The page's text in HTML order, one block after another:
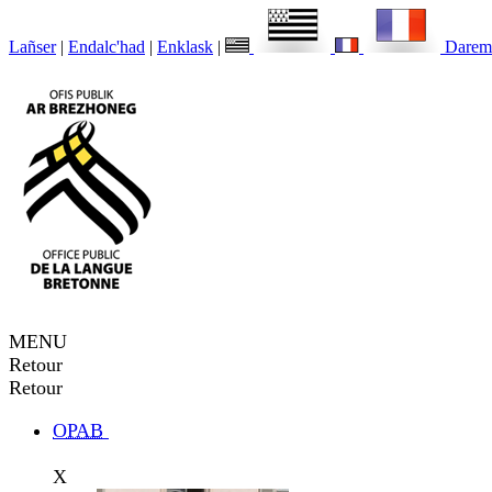
Lañser | Endalc'had | Enklask |
MENU
Retour
Retour
OPAB
X